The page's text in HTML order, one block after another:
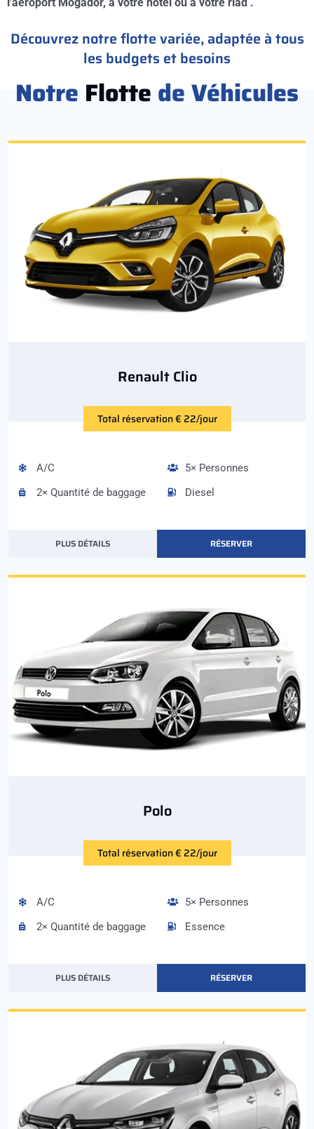
Découvrez notre flotte variée, adaptée à tous
les budgets et besoins
Notre Flotte de Véhicules
Renault Clio
Total réservation € 22/jour
A/C
2× Quantité de baggage
5× Personnes
Diesel
PLUS DÉTAILS RÉSERVER
Polo
Total réservation € 22/jour
A/C
2× Quantité de baggage
5× Personnes
Essence
PLUS DÉTAILS RÉSERVER